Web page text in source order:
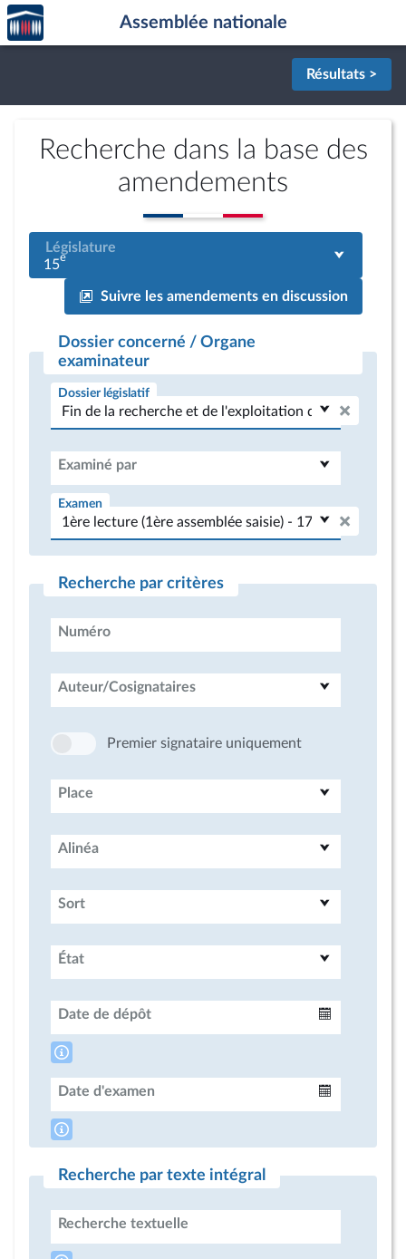
Aller au contenu
Aller en bas de la page
Accèder
à la
page
Assemblée nationale
Résultats >
Recherche dans la base des
amendements
Législature
15e
Suivre les amendements en discussion
Dossier concerné / Organe
examinateur
Dossier législatif
Examiné par
Examen
Recherche par critères
Numéro
Auteur/Cosignataires
Premier signataire uniquement
Place
Alinéa
Sort
État
Date de dépôt
Date d'examen
Recherche par texte intégral
Recherche textuelle